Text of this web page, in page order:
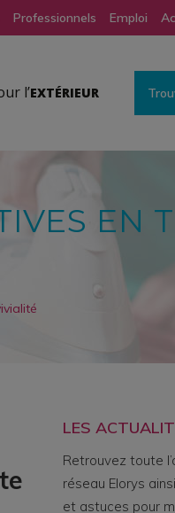
Professionnels Emploi
l’EXTÉRIEUR
EN
LES
Retrouvez toute
réseau Elorys
et astuces pour